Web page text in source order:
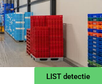
LIST detectie